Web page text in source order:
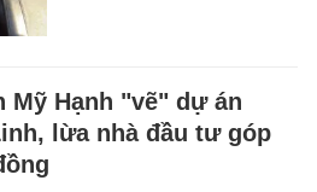
Mỹ Hạnh "vẽ" dự án
lừa nhà đầu tư góp